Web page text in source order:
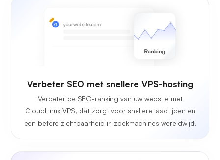
Verbeter SEO met snellere VPS-hosting
Verbeter de SEO-ranking van uw website met
CloudLinux VPS, dat zorgt voor snellere laadtijden en
een betere zichtbaarheid in zoekmachines wereldwijd.